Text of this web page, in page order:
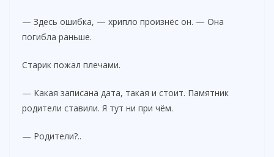
— Здесь ошибка, — хрипло произнёс он. — Она
погибла раньше.
Старик пожал плечами.
— Какая записана дата, такая и стоит. Памятник
родители ставили. Я тут ни при чём.
— Родители?..